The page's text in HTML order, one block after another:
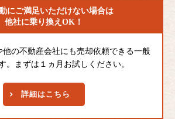
にご満足いただけない場合は
他社に乗り換えOK！
他の不動産会社にも売却依頼できる一般
。まずは１ヵ月お試しください。
詳細はこちら